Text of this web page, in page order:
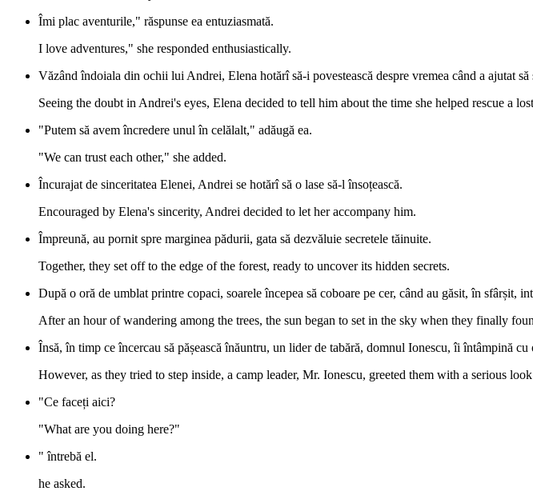
Îmi plac aventurile," răspunse ea entuziasmată.
I love adventures," she responded enthusiastically.
Văzând îndoiala din ochii lui Andrei, Elena hotărî să-i povestească despre vremea când a ajutat
Seeing the doubt in Andrei's eyes, Elena decided to tell him about the time she helped rescue a
"Putem să avem încredere unul în celălalt," adăugă ea.
"We can trust each other," she added.
Încurajat de sinceritatea Elenei, Andrei se hotărî să o lase să-l însoțească.
Encouraged by Elena's sincerity, Andrei decided to let her accompany him.
Împreună, au pornit spre marginea pădurii, gata să dezvăluie secretele tăinuite.
Together, they set off to the edge of the forest, ready to uncover its hidden secrets.
După o oră de umblat printre copaci, soarele începea să coboare pe cer, când au găsit, în sfârșit,
After an hour of wandering among the trees, the sun began to set in the sky when they finally
Însă, în timp ce încercau să pășească înăuntru, un lider de tabără, domnul Ionescu, îi întâmpină cu
However, as they tried to step inside, a camp leader, Mr. Ionescu, greeted them with a serious
"Ce faceți aici?
"What are you doing here?"
" întrebă el.
he asked.